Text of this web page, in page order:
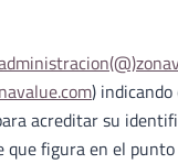
)
acreditar su
figura en el